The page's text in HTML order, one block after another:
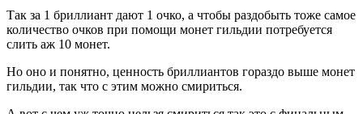
Так за 1 бриллиант дают 1 очко, а чтобы раздобыть тоже самое
количество очков при помощи монет гильдии потребуется
слить аж 10 монет.
Но оно и понятно, ценность бриллиантов гораздо выше монет
гильдии, так что с этим можно смириться.